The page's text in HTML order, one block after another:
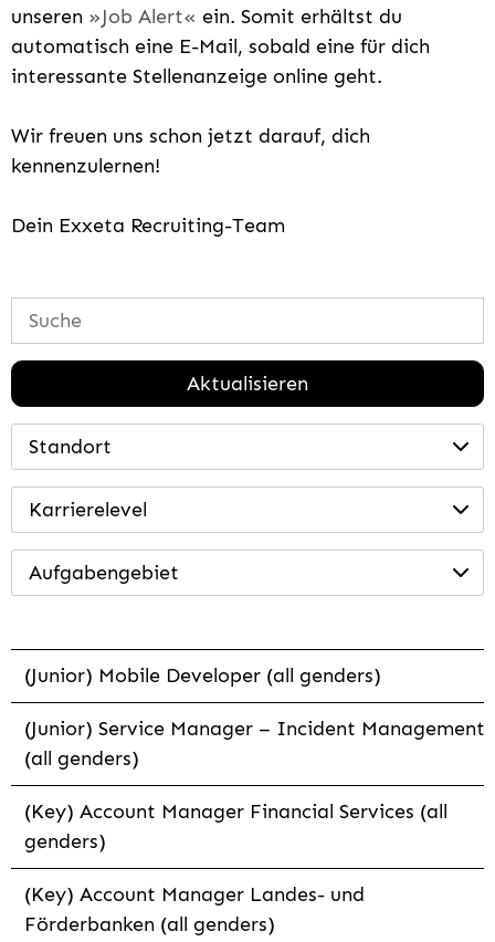
unseren
Job Alert
ein. Somit erhältst du
automatisch eine E-Mail, sobald eine für dich
interessante Stellenanzeige online geht.
Wir freuen uns schon jetzt darauf, dich
kennenzulernen!
Dein Exxeta Recruiting-Team
Aktualisieren
Standort
Karrierelevel
Aufgabengebiet
(Junior) Mobile Developer (all genders)
(Junior) Service Manager – Incident Management
(all genders)
(Key) Account Manager Financial Services (all
genders)
(Key) Account Manager Landes- und
Förderbanken (all genders)